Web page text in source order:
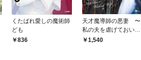
くたばれ愛しの魔術師
ども
836
天才魔導師の悪妻 〜
私の夫を虐げておいて
戻ってこいとは呆れま
1,540